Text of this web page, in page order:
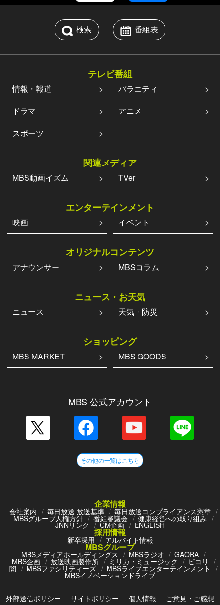
検索 番組表
テレビ番組
情報・報道
バラエティ
ドラマ
アニメ
スポーツ
関連メディア
MBS動画イズム TVer
エンターテインメント
映画 イベント
オリジナルコンテンツ
アナウンサー MBSコラム
ニュース・お天気
ニュース 天気・防災
ショッピング
MBS MARKET MBS GOODS
MBS 公式アカウント
その他の一覧はこちら
企業情報
会社案内 毎日放送 放送基準 毎日放送コンプライアンス憲章
MBSグループ人権方針 番組審議会 健康経営への取り組み
JNNリンク CM企画 ENGLISH
採用情報
新卒採用 アルバイト情報
MBSグループ
MBSメディアホールディングス MBSラジオ GAORA
MBS企画 放送映画製作所 ミリカ・ミュージック ピコリ
闇 MBSファシリティーズ MBSライブエンターテインメント
MBSイノベーションドライブ
外部送信ポリシー サイトポリシー 個人情報 ご意見・ご感想